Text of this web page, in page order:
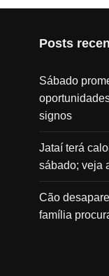
Posts
Sábado
signos
Jataí terá
sábado; veja
Cão
família